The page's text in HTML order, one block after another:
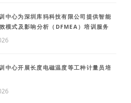
中心为深圳库犸科技有限公司提供智能
模式及影响分析（DFMEA）培训服务
中心开展长度电磁温度等工种计量员培